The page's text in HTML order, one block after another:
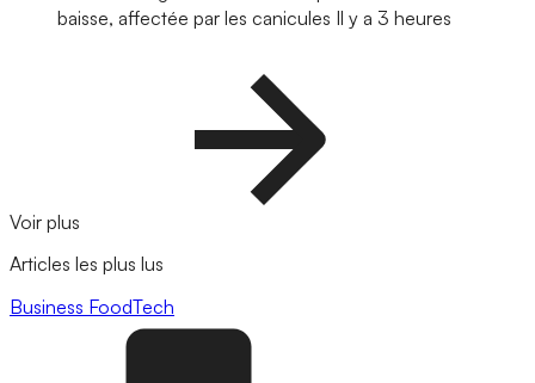
baisse, affectée par les canicules Il y a 3 heures
Voir plus
Articles les plus lus
Business FoodTech